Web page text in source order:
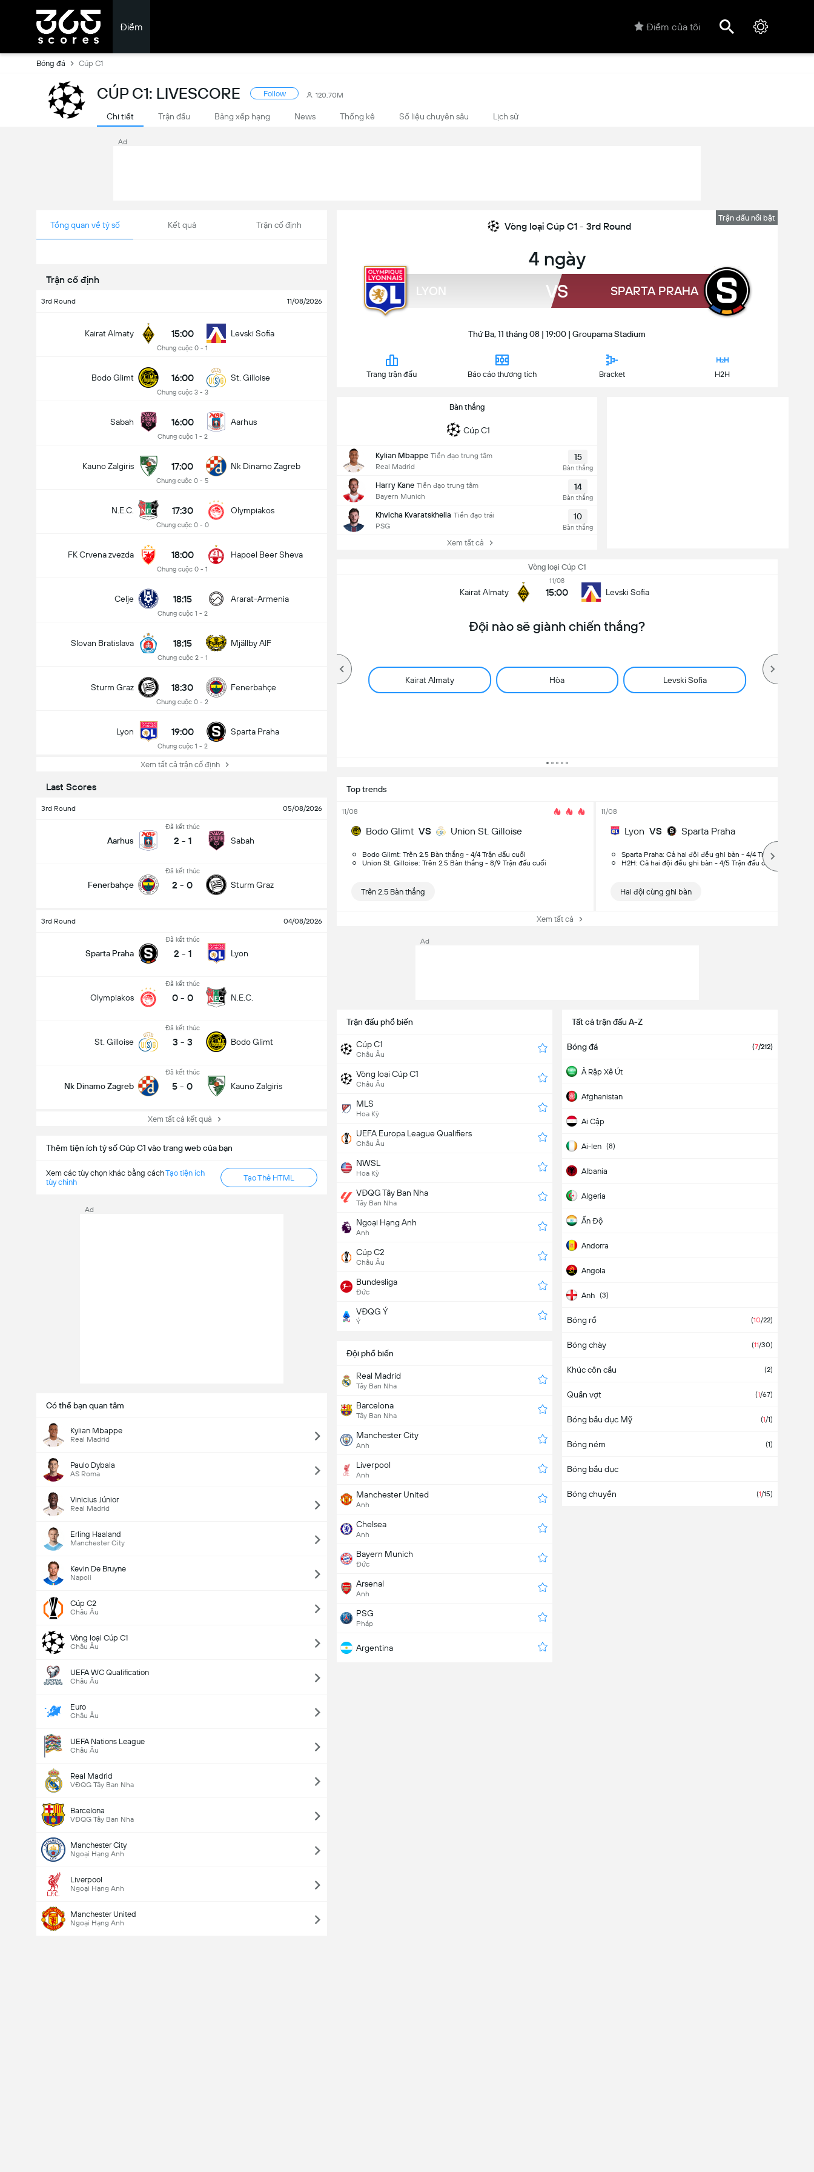
Điểm Điểm của tôi
Bóng đá Cúp C1
CÚP C1: LIVESCORE Follow 120.70M
Chi tiết Trận đấu Bảng xếp hạng News Thống kê Số liệu chuyên sâu Lịch sử
Ad
Tổng quan về tỷ số Kết quả Trận cố định
Trận cố định
3rd Round 11/08/2026
Kairat Almaty 15:00
Chung cuộc 0 - 1
Levski Sofia
Bodo Glimt 16:00
Chung cuộc 3 - 3
St. Gilloise
Sabah 16:00
Chung cuộc 1 - 2
Aarhus
Kauno Zalgiris 17:00
Chung cuộc 0 - 5
Nk Dinamo Zagreb
N.E.C. 17:30
Chung cuộc 0 - 0
Olympiakos
FK Crvena zvezda 18:00
Chung cuộc 0 - 1
Hapoel Beer Sheva
Celje 18:15
Chung cuộc 1 - 2
Ararat-Armenia
Slovan Bratislava 18:15
Chung cuộc 2 - 1
Mjällby AIF
Sturm Graz 18:30
Chung cuộc 0 - 2
Fenerbahçe
Lyon 19:00
Chung cuộc 1 - 2
Sparta Praha
Xem tất cả trận cố định
Last Scores
3rd Round 05/08/2026
Aarhus
Đã kết thúc
2 - 1 Sabah
Fenerbahçe
Đã kết thúc
2 - 0 Sturm Graz
3rd Round 04/08/2026
Sparta Praha
Đã kết thúc
2 - 1 Lyon
Olympiakos
Đã kết thúc
0 - 0 N.E.C.
St. Gilloise
Đã kết thúc
3 - 3 Bodo Glimt
Nk Dinamo Zagreb
Đã kết thúc
5 - 0 Kauno Zalgiris
Xem tất cả kết quả
Thêm tiện ích tỷ số Cúp C1 vào trang web của bạn
Xem các tùy chọn khác bằng cáchTạo tiện ích
tùy chỉnh
Tạo Thẻ HTML
Ad
Có thể bạn quan tâm
Kylian Mbappe
Real Madrid
Paulo Dybala
AS Roma
Vinicius Júnior
Real Madrid
Erling Haaland
Manchester City
Kevin De Bruyne
Napoli
Cúp C2
Châu Âu
Vòng loại Cúp C1
Châu Âu
UEFA WC Qualification
Châu Âu
Euro
Châu Âu
UEFA Nations League
Châu Âu
Real Madrid
VĐQG Tây Ban Nha
Barcelona
VĐQG Tây Ban Nha
Manchester City
Ngoại Hạng Anh
Liverpool
Ngoại Hạng Anh
Manchester United
Ngoại Hạng Anh
Trận đấu nổi bật
Vòng loại Cúp C1 - 3rd Round
4 ngày
LYON VS SPARTA PRAHA
Thứ Ba, 11 tháng 08 | 19:00 | Groupama Stadium
Trang trận đấu Báo cáo thương tích Bracket H2H
Bàn thắng
Cúp C1
Kylian Mbappe Tiền đạo trung tâm
Real Madrid
15
Bàn thắng
Harry Kane Tiền đạo trung tâm
Bayern Munich
14
Bàn thắng
Khvicha Kvaratskhelia Tiền đạo trái
PSG
10
Bàn thắng
Xem tất cả
Top trends
11/08
Bodo Glimt VS Union St. Gilloise
Bodo Glimt: Trên 2.5 Bàn thắng - 4/4 Trận đấu cuối
Union St. Gilloise: Trên 2.5 Bàn thắng - 8/9 Trận đấu cuối
Trên 2.5 Bàn thắng
11/08
Lyon VS Sparta Praha
Sparta Praha: Cả hai đội đều ghi bàn - 4/4 Trận đấu cuối
H2H: Cả hai đội đều ghi bàn - 4/5 Trận đấu cuối
Hai đội cùng ghi bàn
Xem tất cả
Ad
Vòng loại Cúp C1
Kairat Almaty
11/08
15:00 Levski Sofia
Đội nào sẽ giành chiến thắng?
Kairat Almaty Hòa Levski Sofia
Olympiakos
Trận đấu phổ biến
Cúp C1
Châu Âu
Vòng loại Cúp C1
Châu Âu
MLS
Hoa Kỳ
UEFA Europa League Qualifiers
Châu Âu
NWSL
Hoa Kỳ
VĐQG Tây Ban Nha
Tây Ban Nha
Ngoại Hạng Anh
Anh
Cúp C2
Châu Âu
Bundesliga
Đức
VĐQG Ý
Ý
Tất cả trận đấu A-Z
Bóng đá (7/212)
Ả Rập Xê Út
Afghanistan
Ai Cập
Ai-len (8)
Albania
Algeria
Ấn Độ
Andorra
Angola
Anh (3)
Antigua & Barbuda
Bóng rổ (10/22)
Bóng chày (11/30)
Khúc côn cầu (2)
Quần vợt (1/67)
Bóng bầu dục Mỹ (1/1)
Bóng ném (1)
Bóng bầu dục
Bóng chuyền (1/15)
Đội phổ biến
Real Madrid
Tây Ban Nha
Barcelona
Tây Ban Nha
Manchester City
Anh
Liverpool
Anh
Manchester United
Anh
Chelsea
Anh
Bayern Munich
Đức
Arsenal
Anh
PSG
Pháp
Argentina